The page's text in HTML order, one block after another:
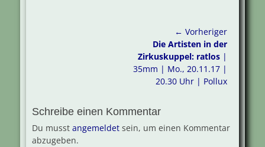
← Vorheriger
Vorheriger
Beitrag:
Die Artisten in der
Zirkuskuppel: ratlos |
35mm | Mo., 20.11.17 |
20.30 Uhr | Pollux
Schreibe einen Kommentar
Du musst angemeldet sein, um einen Kommentar
abzugeben.